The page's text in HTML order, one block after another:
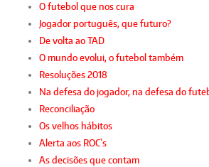
O futebol que nos cura
Jogador português, que futuro?
De volta ao TAD
O mundo evolui, o futebol também
Resoluções 2018
Na defesa do jogador, na defesa do
Reconciliação
Os velhos hábitos
Alerta aos ROC`s
As decisões que contam